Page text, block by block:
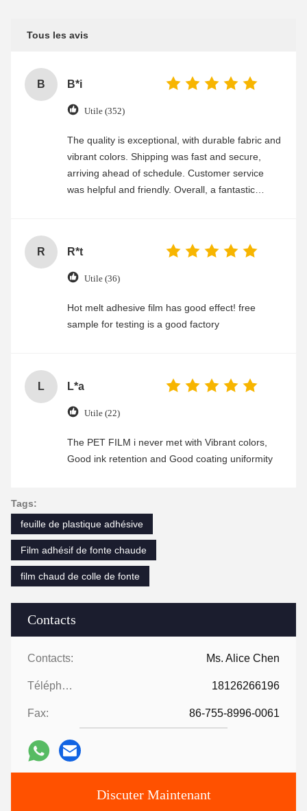
Contacts
Contacts: Ms. Alice Chen
Téléphone: 18126266196
Fax: 86-755-8996-0061
Discuter Maintenant
Tous les avis
B B*i
Utile (352)
The quality is exceptional, with durable fabric and
vibrant colors. Shipping was fast and secure,
arriving ahead of schedule. Customer service
was helpful and friendly. Overall, a fantastic
R R*t
Utile (36)
Hot melt adhesive film has good effect! free
sample for testing is a good factory
L L*a
Utile (22)
The PET FILM i never met with Vibrant colors,
Good ink retention and Good coating uniformity
Tags:
feuille de plastique adhésive
Film adhésif de fonte chaude
film chaud de colle de fonte